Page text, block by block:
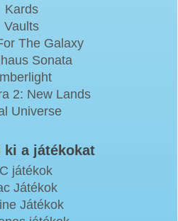
Kards
Vaults
The Galaxy
Sonata
2: New Lands
Universe
ki a játékokat
játékok
Játékok
Játékok